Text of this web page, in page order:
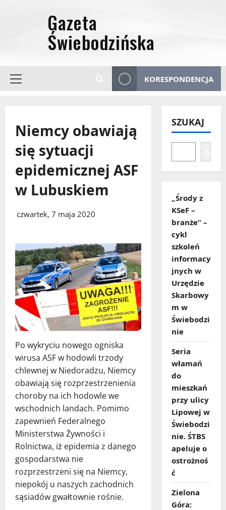
Menu
KORESPONDENCJA
Niemcy obawiają
się sytuacji
epidemicznej ASF
w Lubuskiem
czwartek, 7 maja 2020
Po wykryciu nowego ogniska
wirusa ASF w hodowli trzody
chlewnej w Niedoradzu, Niemcy
obawiają się rozprzestrzenienia
choroby na ich hodowle we
wschodnich landach. Pomimo
zapewnień Federalnego
Ministerstwa Żywności i
Rolnictwa, iż epidemia z danego
gospodarstwa nie
rozprzestrzeni się na Niemcy,
niepokój u naszych zachodnich
sąsiadów gwałtownie rośnie.
SZUKAJ
„Środy z
KSeF –
branże” –
cykl
szkoleń
informacy
jnych w
Urzędzie
Skarbowy
m w
Świebodzi
nie
Seria
włamań
do
mieszkań
przy ulicy
Lipowej w
Świebodzi
nie. ŚTBS
apeluje o
ostrożnoś
ć
Zielona
Góra: